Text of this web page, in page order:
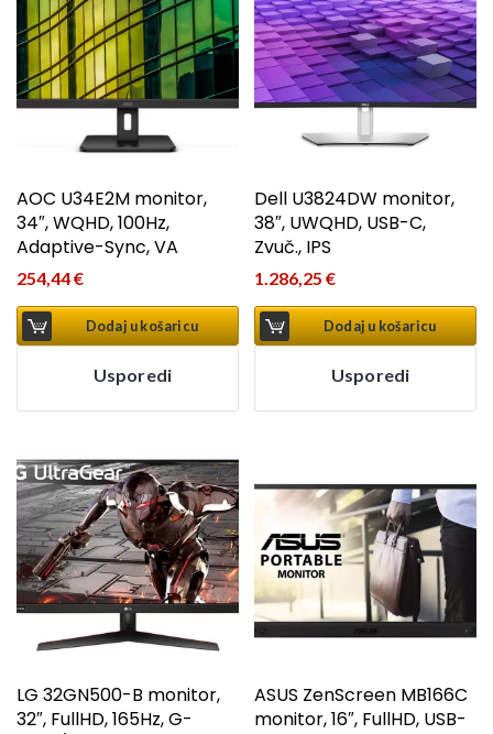
AOC U34E2M monitor,
34″, WQHD, 100Hz,
Adaptive-Sync, VA
254,44€
Dodaj u košaricu
Usporedi
Dell U3824DW monitor,
38″, UWQHD, USB-C,
Zvuč., IPS
1.286,25€
Dodaj u košaricu
Usporedi
LG 32GN500-B monitor,
32″, FullHD, 165Hz, G-
ASUS ZenScreen MB166C
monitor, 16″, FullHD, USB-